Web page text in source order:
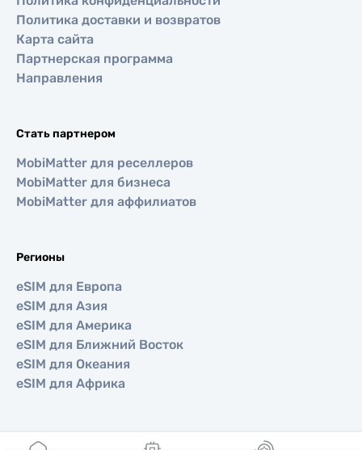
Политика доставки и возвратов
Карта сайта
Партнерская программа
Направления
Стать партнером
MobiMatter для реселлеров
MobiMatter для бизнеса
MobiMatter для аффилиатов
Регионы
eSIM для Европа
eSIM для Азия
eSIM для Америка
eSIM для Ближний Восток
eSIM для Океания
eSIM для Африка
Страны